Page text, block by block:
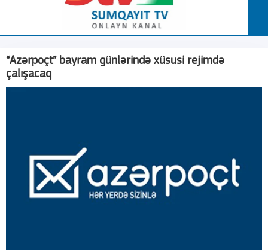
“Azərpoçt” bayram günlərində xüsusi rejimdə
çalışacaq